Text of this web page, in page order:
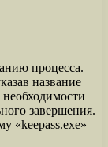
процесса.
название
завершения.
«keepass.exe»